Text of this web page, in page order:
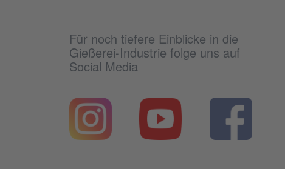
Für noch tiefere Einblicke in die
Gießerei-Industrie folge uns auf
Social Media